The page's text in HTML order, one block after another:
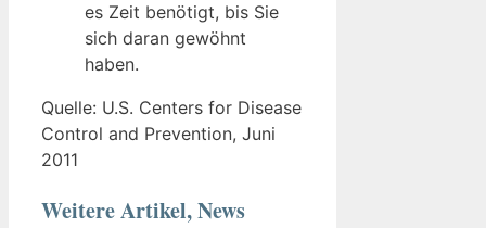
es Zeit benötigt, bis Sie
sich daran gewöhnt
haben.
Quelle: U.S. Centers for Disease
Control and Prevention, Juni
2011
Weitere Artikel, News